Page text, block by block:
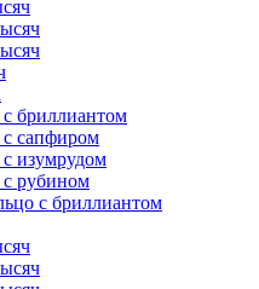
с бриллиантом
с сапфиром
с изумрудом
с рубином
с бриллиантом